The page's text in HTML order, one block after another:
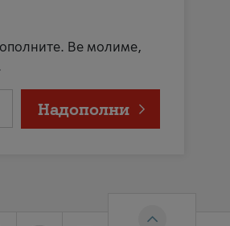
Ве молиме,
Надополни